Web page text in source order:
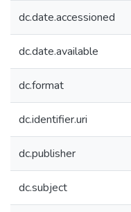
dc.date.accessioned
dc.date.available
dc.format
dc.identifier.uri
dc.publisher
dc.subject